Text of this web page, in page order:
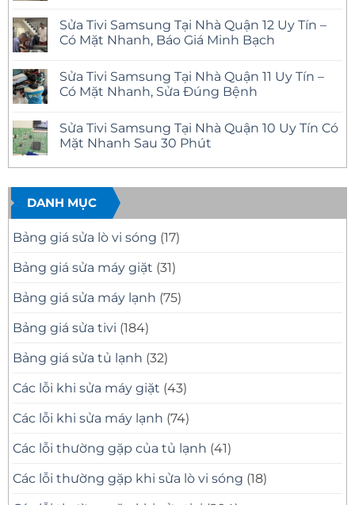
Phường
An
Lạc
Có
Mặt
Nhanh
–
Khắc
Phục
Sự
Tivi
bình
luận
ở
Phường
Bình
Trị
Tín
–
Có
Nhanh
Nhà
Sửa Tivi Samsung Tại Nhà Quận 12 Uy Tín –
Có Mặt Nhanh, Báo Giá Minh Bạch
bình
luận
ở
Samsung
Tại
Nhà
12
Tín
–
Có
Mặt
Nhanh,
Báo
Minh
Bạch
Sửa Tivi Samsung Tại Nhà Quận 11 Uy Tín –
Có Mặt Nhanh, Sửa Đúng Bệnh
bình
luận
ở
Tivi
Tại
Nhà
Quận
11
Uy
Tín
Có
Mặt
Sửa
Đúng
Sửa Tivi Samsung Tại Nhà Quận 10 Uy Tín Có
Mặt Nhanh Sau 30 Phút
có
luận
ở
Sửa
Tivi
Samsung
Tại
Quận
10
Tín
Có
Nhanh
Sau
Phút
DANH MỤC
Bảng giá sửa lò vi sóng (17)
Bảng giá sửa máy giặt (31)
Bảng giá sửa máy lạnh (75)
Bảng giá sửa tivi (184)
Bảng giá sửa tủ lạnh (32)
Các lỗi khi sửa máy giặt (43)
Các lỗi khi sửa máy lạnh (74)
Các lỗi thường gặp của tủ lạnh (41)
Các lỗi thường gặp khi sửa lò vi sóng (18)